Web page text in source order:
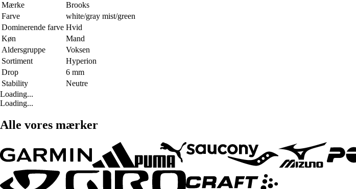
Mærke
Brooks
Farve
white/gray mist/green
Dominerende farve Hvid
Køn
Mand
Aldersgruppe
Voksen
Sortiment
Hyperion
Drop
6 mm
Stability
Neutre
Loading...
Loading...
Alle vores mærker